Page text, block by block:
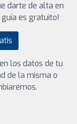
darte de alta en
es gratuito!
los datos de tu
de la misma o